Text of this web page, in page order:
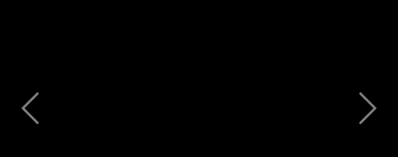
Previous
Next